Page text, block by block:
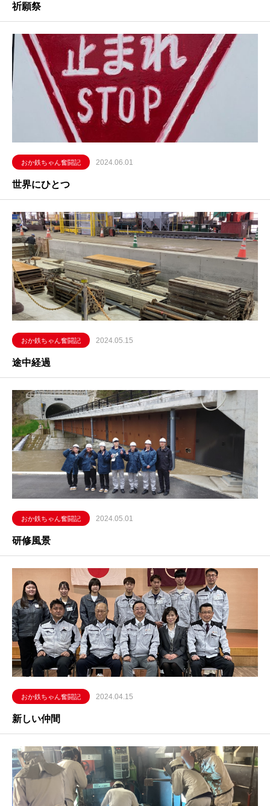
祈願祭
おか鉄ちゃん奮闘記 2024.06.01
世界にひとつ
おか鉄ちゃん奮闘記 2024.05.15
途中経過
おか鉄ちゃん奮闘記 2024.05.01
研修風景
おか鉄ちゃん奮闘記 2024.04.15
新しい仲間